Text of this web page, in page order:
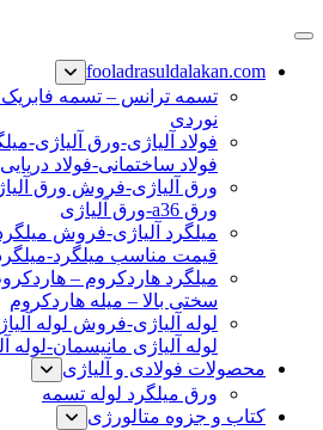
پرش
محتوا
نبشی فولادی-ناودانی فولادی-قیمت
fooladrasuldalakan.com
تسمه ترانس – تسمه
نوردی
فولاد آلیاژی-ورق آلیاژی-
فولاد ساختمانی-فولاد دریایی
ورق a36-ورق آلیاژی
میلگرد آلیاژی-فروش
قیمت مناسب میلگرد-
میلگرد هاردکروم –
سختی بالا – میله هاردکروم
لوله آلیاژی-فروش لوله
لوله آلیاژی مانیسمان-لوله
محصولات فولادی و آلیاژی
ورق میلگرد لوله تسمه
کتاب و جزوه متالورژی